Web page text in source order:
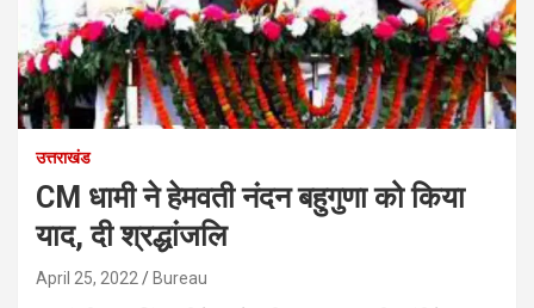
उत्तराखंड
CM धामी ने हेमवती नंदन बहुगुणा को किया
याद, दी श्रद्धांजलि
April 25, 2022 Bureau